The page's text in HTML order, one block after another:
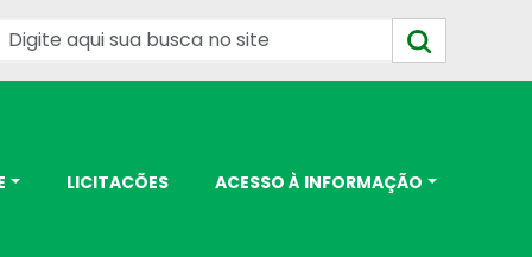
LICITACÕES ACESSO À INFORMAÇÃO